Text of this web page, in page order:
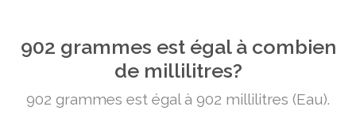
902 grammes est égal à combien
de millilitres?
902 grammes est égal à 902 millilitres (Eau).